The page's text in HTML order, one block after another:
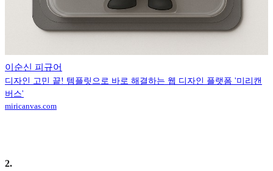
이순신 피규어
디자인 고민 끝! 템플릿으로 바로 해결하는 웹 디자인 플랫폼 '미리캔
버스'
miricanvas.com
2.